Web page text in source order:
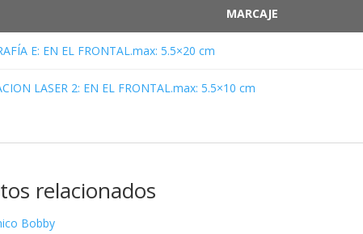
MARCAJE
E: EN EL FRONTAL.max: 5.5×20 cm
LASER 2: EN EL FRONTAL.max: 5.5×10 cm
relacionados